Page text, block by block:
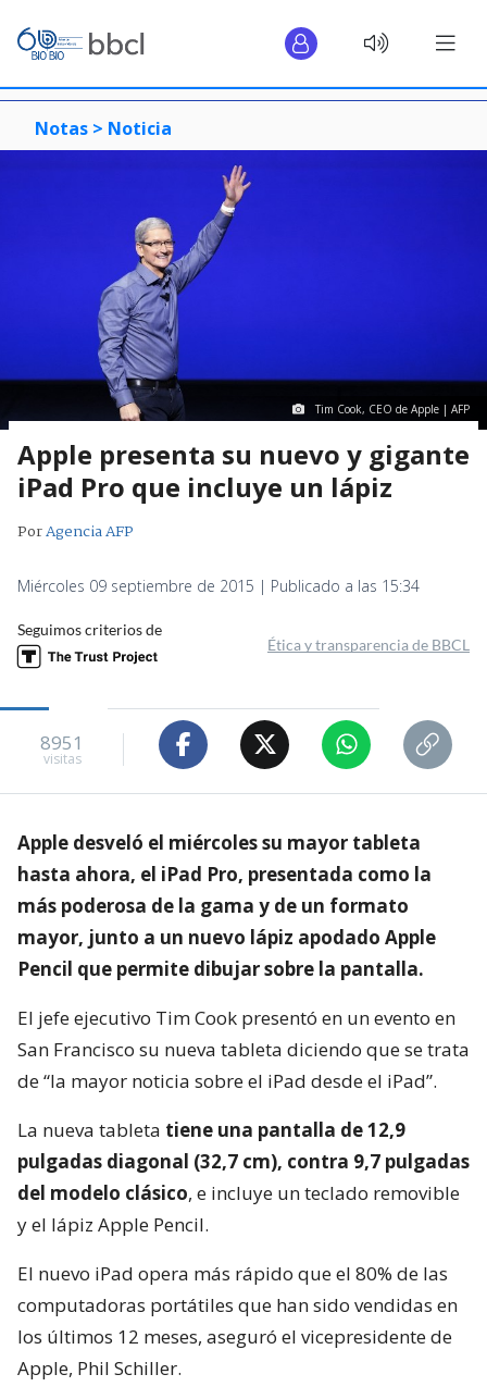
Notas > Noticia
Tim Cook, CEO de Apple | AFP
Apple presenta su nuevo y gigante
iPad Pro que incluye un lápiz
PorAgencia AFP
Miércoles 09 septiembre de 2015 | Publicado a las 15:34
Seguimos criterios de
Ética y transparencia de BBCL
8951
visitas
Apple desveló el miércoles su mayor tableta
hasta ahora, el iPad Pro, presentada como la
más poderosa de la gama y de un formato
mayor, junto a un nuevo lápiz apodado Apple
Pencil que permite dibujar sobre la pantalla.
El jefe ejecutivo Tim Cook presentó en un evento en
San Francisco su nueva tableta diciendo que se trata
de “la mayor noticia sobre el iPad desde el iPad”.
La nueva tableta tiene una pantalla de 12,9
pulgadas diagonal (32,7 cm), contra 9,7 pulgadas
del modelo clásico, e incluye un teclado removible
y el lápiz Apple Pencil.
El nuevo iPad opera más rápido que el 80% de las
computadoras portátiles que han sido vendidas en
los últimos 12 meses, aseguró el vicepresidente de
Apple, Phil Schiller.